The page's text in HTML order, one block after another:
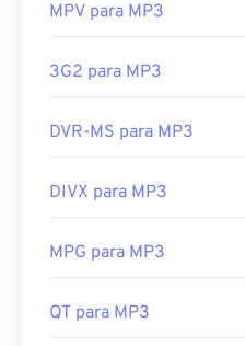
MPV para MP3
3G2 para MP3
DVR-MS para MP3
DIVX para MP3
MPG para MP3
QT para MP3